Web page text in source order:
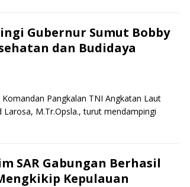
Gubernur Sumut Bobby
dan Budidaya
Pangkalan TNI Angkatan Laut
M.Tr.Opsla., turut mendampingi
SAR Gabungan Berhasil
Kepulauan